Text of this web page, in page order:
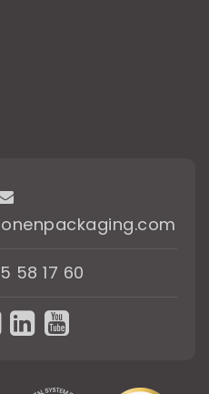
58 17 60